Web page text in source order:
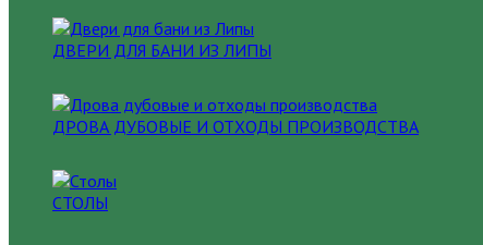
ДВЕРИ ДЛЯ БАНИ ИЗ ЛИПЫ
ДРОВА ДУБОВЫЕ И ОТХОДЫ ПРОИЗВОДСТВА
СТОЛЫ